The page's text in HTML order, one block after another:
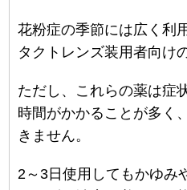
花粉症の季節には広く利
タクトレンズ装用者向け
ただし、これらの薬は症
時間がかかることが多く
きません。
2～3日使用してもかゆみ